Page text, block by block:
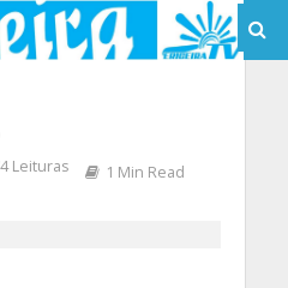
Leituras 1 Min Read